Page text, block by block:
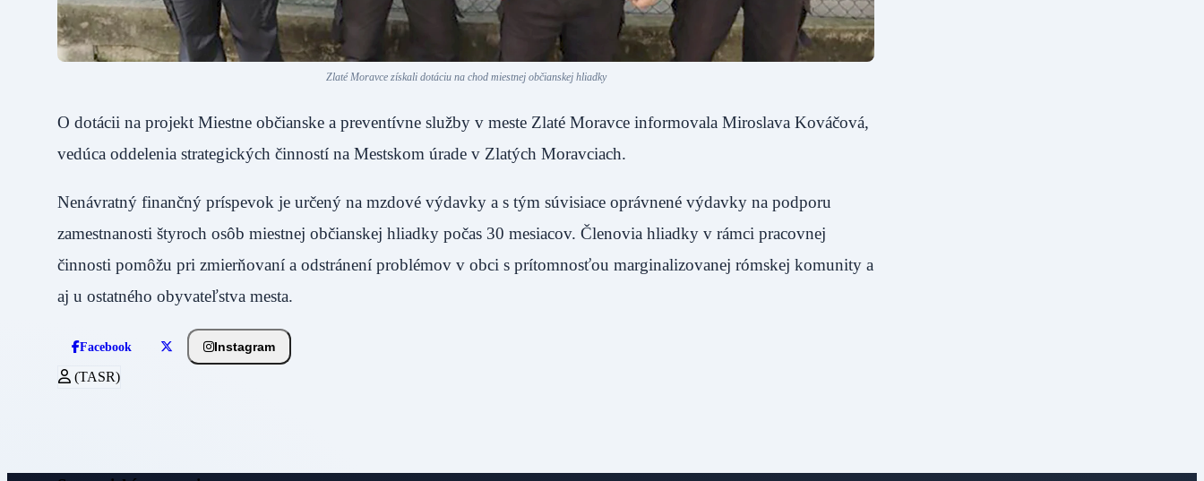
Zlaté Moravce získali dotáciu na chod miestnej občianskej hliadky
O dotácii na projekt Miestne občianske a preventívne služby v meste Zlaté Moravce informovala Miroslava Kováčová,
vedúca oddelenia strategických činností na Mestskom úrade v Zlatých Moravciach.
Nenávratný finančný príspevok je určený na mzdové výdavky a s tým súvisiace oprávnené výdavky na podporu
zamestnanosti štyroch osôb miestnej občianskej hliadky počas 30 mesiacov. Členovia hliadky v rámci pracovnej
činnosti pomôžu pri zmierňovaní a odstránení problémov v obci s prítomnosťou marginalizovanej rómskej komunity a
aj u ostatného obyvateľstva mesta.
Facebook Instagram
(TASR)